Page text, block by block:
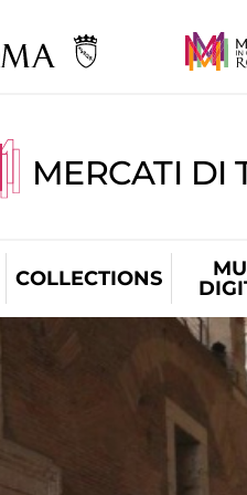
MERCATI DI
COLLECTIONS